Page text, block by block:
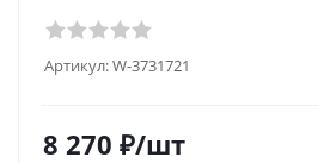
Артикул:W-3731721
8 270 ₽/шт